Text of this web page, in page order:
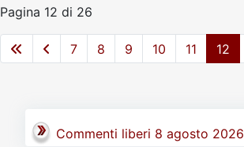
Pagina 12 di 26
7 8 9 10 11 12
Commenti liberi 8 agosto 2026